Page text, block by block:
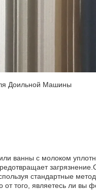
Доильной Машины
ванны с молоком
стандартные
от того, являетесь ли